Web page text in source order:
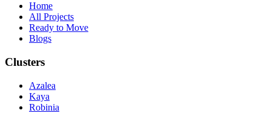
Home
All Projects
Ready to Move
Blogs
Clusters
Azalea
Kaya
Robinia